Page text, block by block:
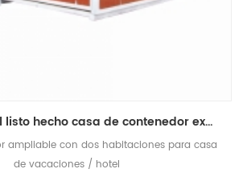
fábrica portátil listo hecho casa de contenedor expansible de 2 dormitorios
ampliable con dos habitaciones para casa
de vacaciones / hotel